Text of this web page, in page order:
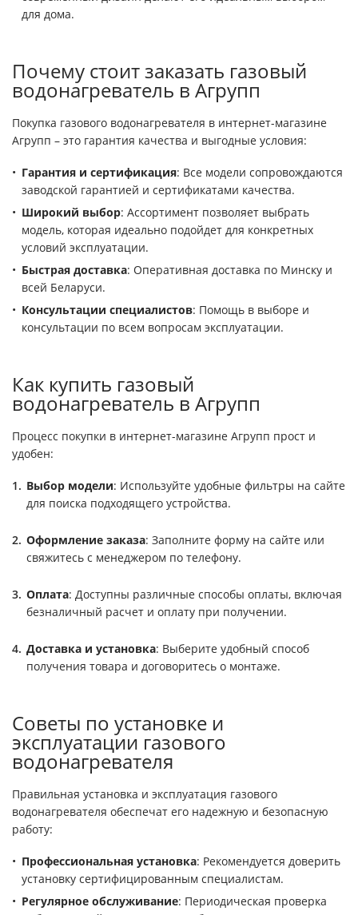
для дома.
Почему стоит заказать газовый
водонагреватель в Агрупп
Покупка газового водонагревателя в интернет-магазине
Агрупп – это гарантия качества и выгодные условия:
Гарантия и сертификация: Все модели сопровождаются
заводской гарантией и сертификатами качества.
Широкий выбор: Ассортимент позволяет выбрать
модель, которая идеально подойдет для конкретных
условий эксплуатации.
Быстрая доставка: Оперативная доставка по Минску и
всей Беларуси.
Консультации специалистов: Помощь в выборе и
консультации по всем вопросам эксплуатации.
Как купить газовый
водонагреватель в Агрупп
Процесс покупки в интернет-магазине Агрупп прост и
удобен:
Выбор модели: Используйте удобные фильтры на сайте
для поиска подходящего устройства.
Оформление заказа: Заполните форму на сайте или
свяжитесь с менеджером по телефону.
Оплата: Доступны различные способы оплаты, включая
безналичный расчет и оплату при получении.
Доставка и установка: Выберите удобный способ
получения товара и договоритесь о монтаже.
Советы по установке и
эксплуатации газового
водонагревателя
Правильная установка и эксплуатация газового
водонагревателя обеспечат его надежную и безопасную
работу:
Профессиональная установка: Рекомендуется доверить
установку сертифицированным специалистам.
Регулярное обслуживание: Периодическая проверка